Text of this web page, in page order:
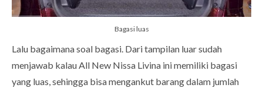
Bagasi luas
Lalu bagaimana soal bagasi. Dari tampilan luar sudah
menjawab kalau All New Nissa Livina ini memiliki bagasi
yang luas, sehingga bisa mengankut barang dalam jumlah